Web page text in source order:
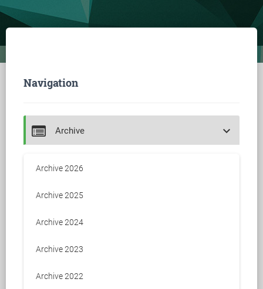
Navigation
Archive keyboard_arrow_down
Archive 2026
Archive 2025
Archive 2024
Archive 2023
Archive 2022